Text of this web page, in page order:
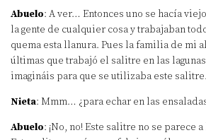
Abuelo: A ver… Entonces uno se hacía
la gente de cualquier cosa y trabajaban
quema esta llanura. Pues la familia de mi
últimas que trabajó el salitre en las
imagináis para que se utilizaba este salitre.
Nieta: Mmm… ¿para echar en las
Abuelo: ¡No, no! Este salitre no se parece